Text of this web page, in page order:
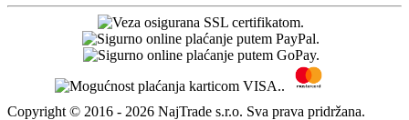
Copyright © 2016 - 2026 NajTrade s.r.o. Sva prava pridržana.